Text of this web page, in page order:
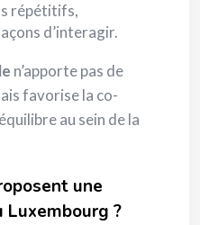
répétitifs,
d’interagir.
n’apporte pas de
favorise la co-
au sein de la
une
?